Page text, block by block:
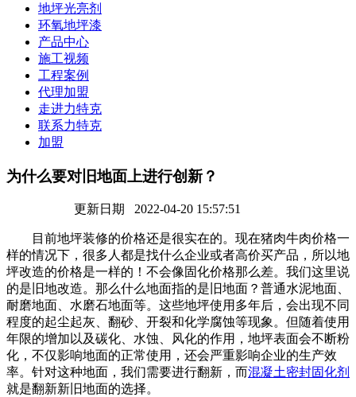
地坪光亮剂
环氧地坪漆
产品中心
施工视频
工程案例
代理加盟
走进力特克
联系力特克
加盟
为什么要对旧地面上进行创新？
更新日期 2022-04-20 15:57:51
目前地坪装修的价格还是很实在的。现在猪肉牛肉价格一
样的情况下，很多人都是找什么企业或者高价买产品，所以地
坪改造的价格是一样的！不会像固化价格那么差。我们这里说
的是旧地改造。那么什么地面指的是旧地面？普通水泥地面、
耐磨地面、水磨石地面等。这些地坪使用多年后，会出现不同
程度的起尘起灰、翻砂、开裂和化学腐蚀等现象。但随着使用
年限的增加以及碳化、水蚀、风化的作用，地坪表面会不断粉
化，不仅影响地面的正常使用，还会严重影响企业的生产效
率。针对这种地面，我们需要进行翻新，而混凝土密封固化剂
就是翻新新旧地面的选择。